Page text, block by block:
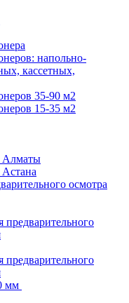
напольно-
кассетных,
35-90 м2
15-35 м2
Алматы
осмотра
мм